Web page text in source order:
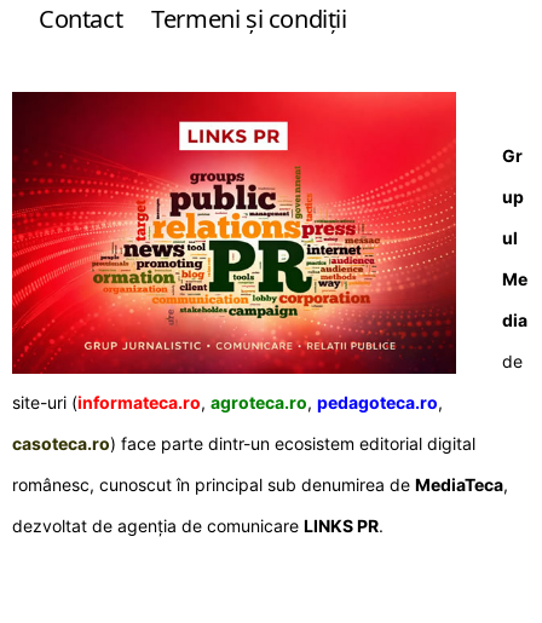
Contact Termeni şi condiţii
Gr
up
ul
Me
dia
de
site-uri (informateca.ro, agroteca.ro, pedagoteca.ro,
casoteca.ro) face parte dintr-un ecosistem editorial digital
românesc, cunoscut în principal sub denumirea de MediaTeca,
dezvoltat de agenția de comunicare LINKS PR.